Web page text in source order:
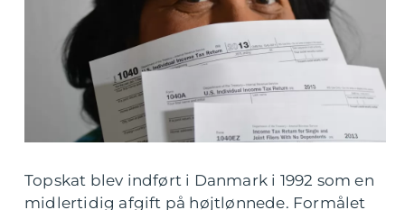
Topskat blev indført i Danmark i 1992 som en
midlertidig afgift på højtlønnede. Formålet